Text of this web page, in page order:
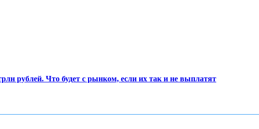
рублей. Что будет с рынком, если их так и не выплатят